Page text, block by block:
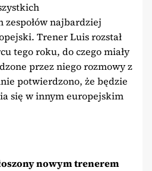
najbardziej
Trener Luis rozstał
tego roku, do czego miały
przez niego rozmowy z
potwierdzono, że będzie
się w innym europejskim
nowym trenerem